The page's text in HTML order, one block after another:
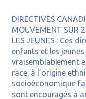
DIRECTIVES
MOUVEMENT SUR
LES JEUNES : Ces
enfants et les
vraisemblablement
race, à l’origine
socioéconomique
sont encouragés à